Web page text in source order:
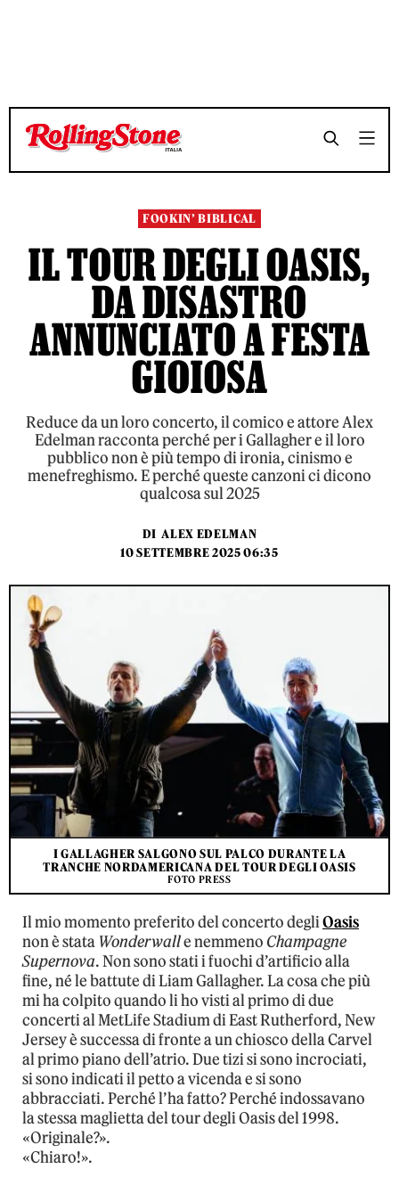
TEMPO DI LETTURA 8 MINUTI SHARE
TEMPO DI LETTURA 8 MINUTI SHARE
FOOKIN’ BIBLICAL
IL TOUR DEGLI OASIS,
DA DISASTRO
ANNUNCIATO A FESTA
GIOIOSA
Reduce da un loro concerto, il comico e attore Alex
Edelman racconta perché per i Gallagher e il loro
pubblico non è più tempo di ironia, cinismo e
menefreghismo. E perché queste canzoni ci dicono
qualcosa sul 2025
DI ALEX EDELMAN
10 SETTEMBRE 2025 06:35
I GALLAGHER SALGONO SUL PALCO DURANTE LA
TRANCHE NORDAMERICANA DEL TOUR DEGLI OASIS
FOTO PRESS
Il mio momento preferito del concerto degliOasis
non è stata Wonderwalle nemmeno Champagne
Supernova. Non sono stati i fuochi d’artificio alla
fine, né le battute di Liam Gallagher. La cosa che più
mi ha colpito quando li ho visti al primo di due
concerti al MetLife Stadium di East Rutherford, New
Jersey è successa di fronte a un chiosco della Carvel
al primo piano dell’atrio. Due tizi si sono incrociati,
si sono indicati il petto a vicenda e si sono
abbracciati. Perché l’ha fatto? Perché indossavano
la stessa maglietta del tour degli Oasis del 1998.
«Originale?».
«Chiaro!».